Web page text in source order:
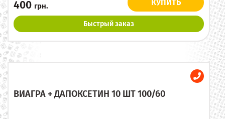
400 грн. КУПИТЬ
Быстрый заказ
ВИАГРА + ДАПОКСЕТИН 10 ШТ 100/60